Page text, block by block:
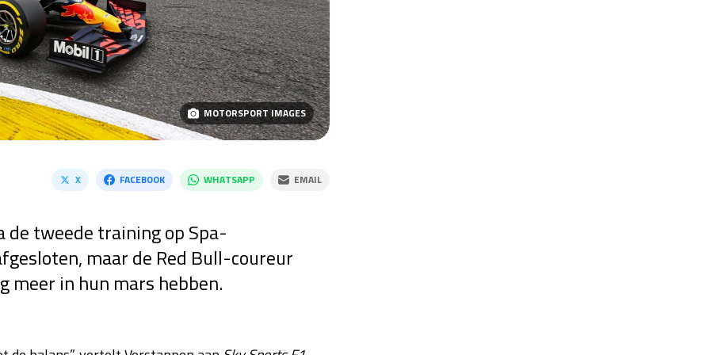
MOTORSPORT IMAGES
X FACEBOOK WHATSAPP EMAIL
tweede training op Spa-
maar de Red Bull-coureur
meer in hun mars hebben.